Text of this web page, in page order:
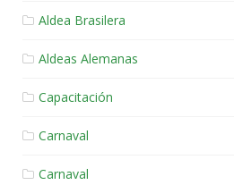
Aldea Brasilera
Aldeas Alemanas
Capacitación
Carnaval
Carnaval